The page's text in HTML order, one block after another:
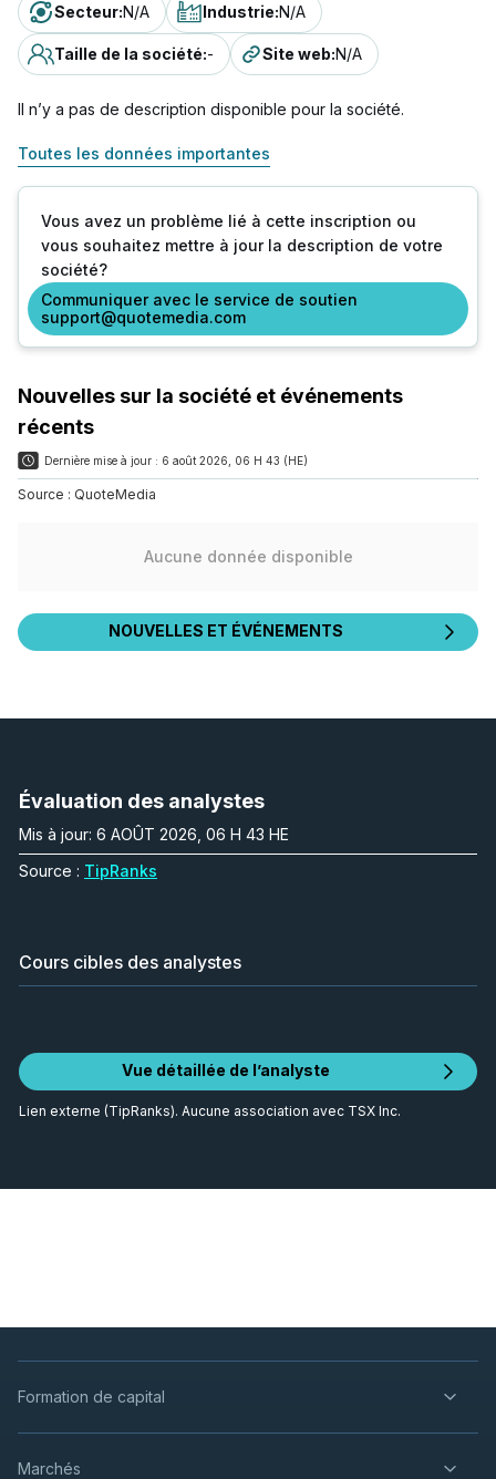
Secteur:N/A Industrie:N/A
Taille de la société:- Site web:N/A
Il n’y a pas de description disponible pour la société.
Toutes les données importantes
Vous avez un problème lié à cette inscription ou
vous souhaitez mettre à jour la description de votre
société?
Communiquer avec le service de soutien
support@quotemedia.com
Nouvelles sur la société et événements
récents
Dernière mise à jour : 6 août 2026, 06 H 43 (HE)
Source : QuoteMedia
Aucune donnée disponible
NOUVELLES ET ÉVÉNEMENTS
Évaluation des analystes
Mis à jour: 6 AOÛT 2026, 06 H 43 HE
Source : TipRanks
Cours cibles des analystes
Vue détaillée de l’analyste
Lien externe (TipRanks). Aucune association avec TSX Inc.
Formation de capital
Marchés